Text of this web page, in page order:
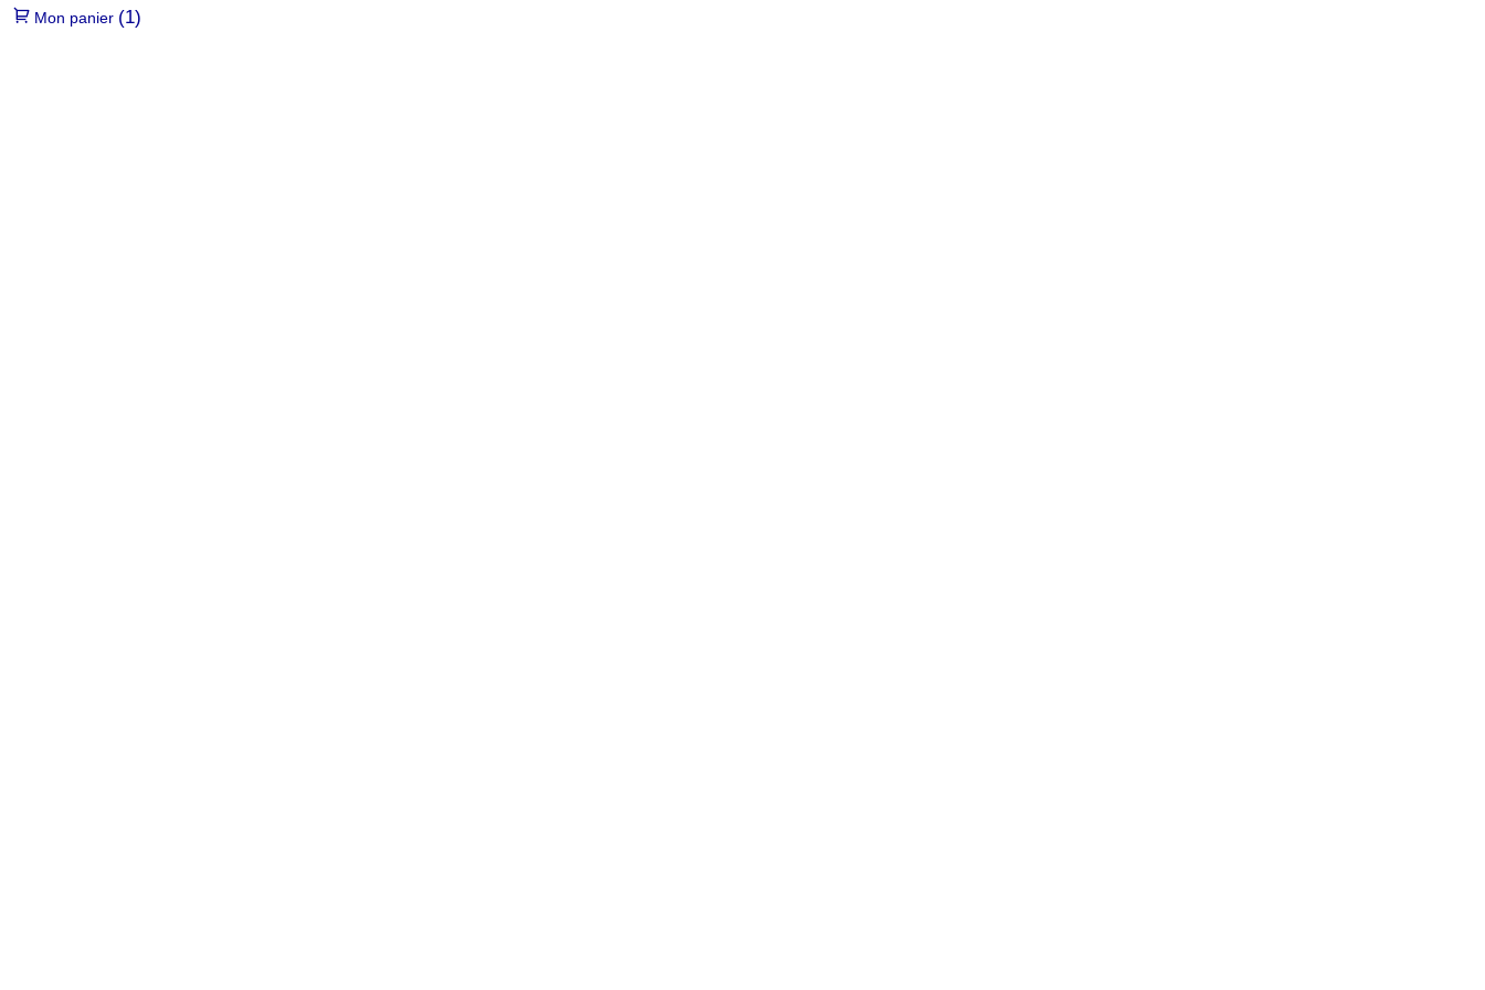
Mon panier (1)